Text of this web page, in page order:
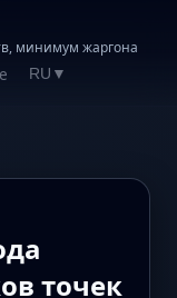
минимум жаргона
RU ▼
точек